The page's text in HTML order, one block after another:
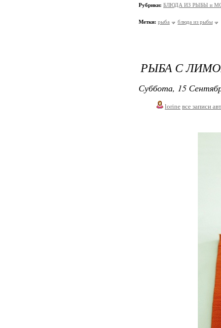
Рубрики: БЛЮДА ИЗ РЫБЫ и
Метки: рыба блюда из рыбы
РЫБА С
Суббота, 15
lorine все записи